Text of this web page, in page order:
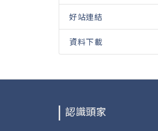
好站連結
資料下載
認識頭家